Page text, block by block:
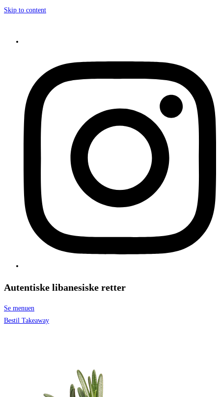
Skip to content
Autentiske libanesiske retter
Se menuen
Bestil Takeaway